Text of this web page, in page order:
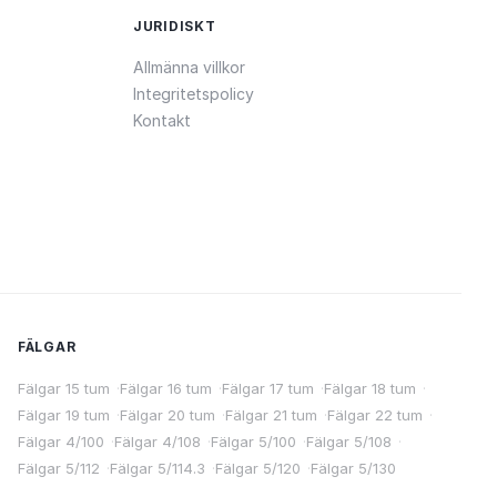
JURIDISKT
Allmänna villkor
Integritetspolicy
Kontakt
FÄLGAR
Fälgar 15 tum ·Fälgar 16 tum ·Fälgar 17 tum ·Fälgar 18 tum ·
Fälgar 19 tum ·Fälgar 20 tum ·Fälgar 21 tum ·Fälgar 22 tum ·
Fälgar 4/100 ·Fälgar 4/108 ·Fälgar 5/100 ·Fälgar 5/108 ·
Fälgar 5/112 ·Fälgar 5/114.3 ·Fälgar 5/120 ·Fälgar 5/130